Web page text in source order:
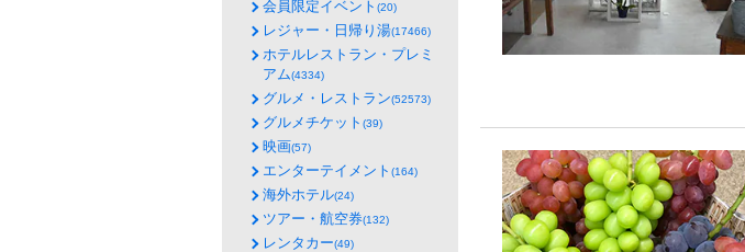
会員限定イベント (20)
レジャー・日帰り湯(17466)
ホテルレストラン・プレミ
アム(4334)
グルメ・レストラン(52573)
グルメチケット (39)
映画(57)
エンターテイメント (164)
海外ホテル(24)
ツアー・航空券(132)
レンタカー(49)